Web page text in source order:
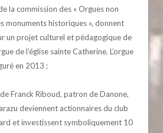
la commission des « Orgues non
monuments historiques », donnent
un projet culturel et pédagogique de
de l’église sainte Catherine. L’orgue
en 2013 ;
Franck Riboud, patron de Danone,
deviennent actionnaires du club
et investissent symboliquement 10